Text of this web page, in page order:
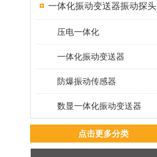
一体化振动变送器振动探头
压电一体化
一体化振动变送器
防爆振动传感器
数显一体化振动变送器
点击更多分类